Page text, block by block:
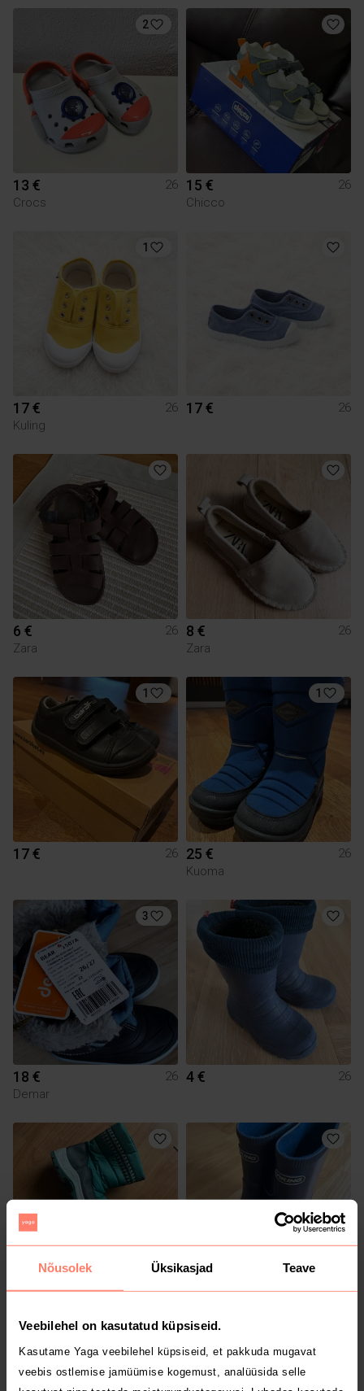
Nõusolek Üksikasjad Teave
Veebilehel on kasutatud küpsiseid.
Kasutame Yaga veebilehel küpsiseid, et pakkuda mugavat
veebis ostlemise jamüümise kogemust, analüüsida selle
2
13 €
26
Crocs
15 €
26
Chicco
1
17 €
26
Kuling
17 € 26
6 €
26
Zara
8 €
26
Zara
1
17 € 26
1
25 €
26
Kuoma
3
18 €
26
Demar
4 € 26